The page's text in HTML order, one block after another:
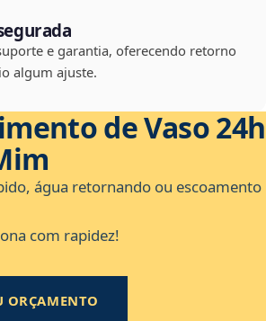
e garantia, oferecendo retorno
algum ajuste.
de Vaso 24h
água retornando ou escoamento
com rapidez!
ORÇAMENTO